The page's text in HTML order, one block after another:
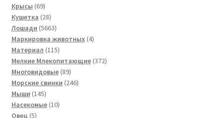
товара
Крысы 6969
товаров
Кушетка 2828
товаров
Лошади 56635663
товара
Маркировка животных 44
Материал 115115
товаров
Мелкие Млекопитающие 372372
Многовидовые 8989
товаров
Морские свинки 246246
Мыши 145145
товаров
Насекомые 1010
Овец 55